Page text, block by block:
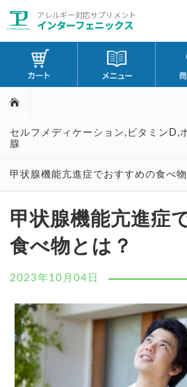
アレルギー対応サプリメント
インターフェニックス
セルフメディケーション , ビタミンD ,
腺
甲状腺機能亢進症でおすすめの食べ物
甲状腺機能亢進症
食べ物とは？
2023年10月04日